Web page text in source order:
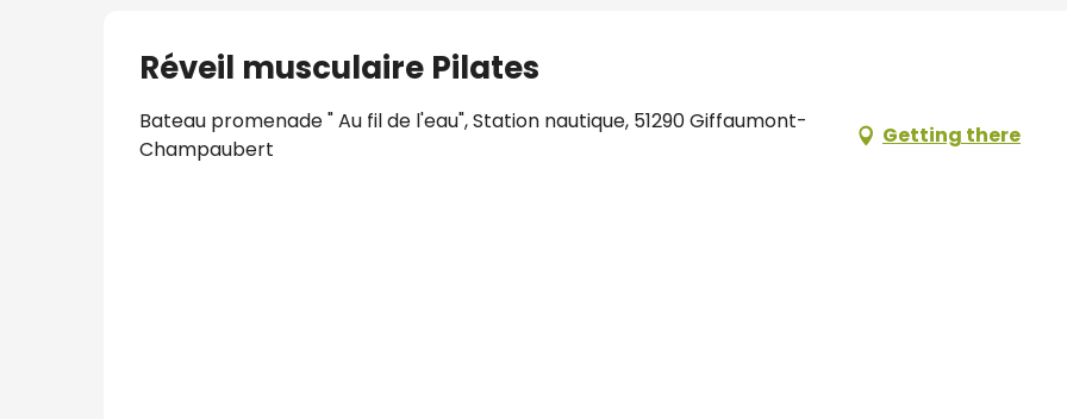
Réveil musculaire Pilates
Bateau promenade " Au fil de l'eau", Station nautique, 51290 Giffaumont-
Champaubert
Getting there